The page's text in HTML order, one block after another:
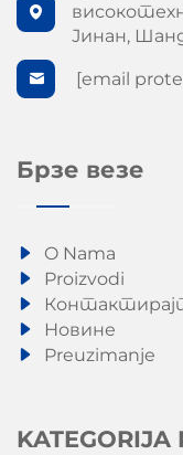
Јинан,
[email
Брзе везе
O Nama
Proizvodi
Новине
Preuzimanje
KATEGORIJA